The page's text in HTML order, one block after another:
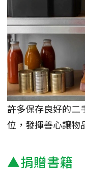
許多保存良好的二
位，發揮善心讓物
▲捐贈書籍